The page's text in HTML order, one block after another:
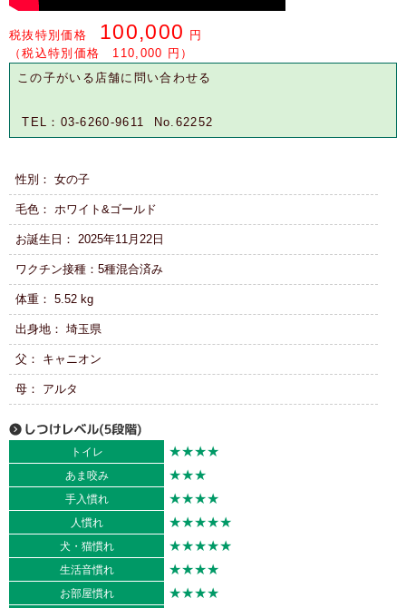
税抜特別価格 100,000
円
（税込特別価格 110,000 円）
この子がいる店舗に問い合わせる
TEL：03-6260-9611 No.62252
性別： 女の子
毛色： ホワイト&ゴールド
お誕生日： 2025年11月22日
ワクチン接種：5種混合済み
体重： 5.52 kg
出身地： 埼玉県
父： キャニオン
母： アルタ
トイレ ★★★★
あま咬み ★★★
手入慣れ ★★★★
人慣れ ★★★★★
犬・猫慣れ ★★★★★
生活音慣れ ★★★★
お部屋慣れ ★★★★